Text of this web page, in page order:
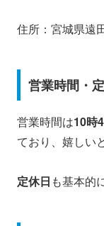
住所：宮城県遠
営業時間・
営業時間は10時
ており、嬉しい
定休日 も基本的